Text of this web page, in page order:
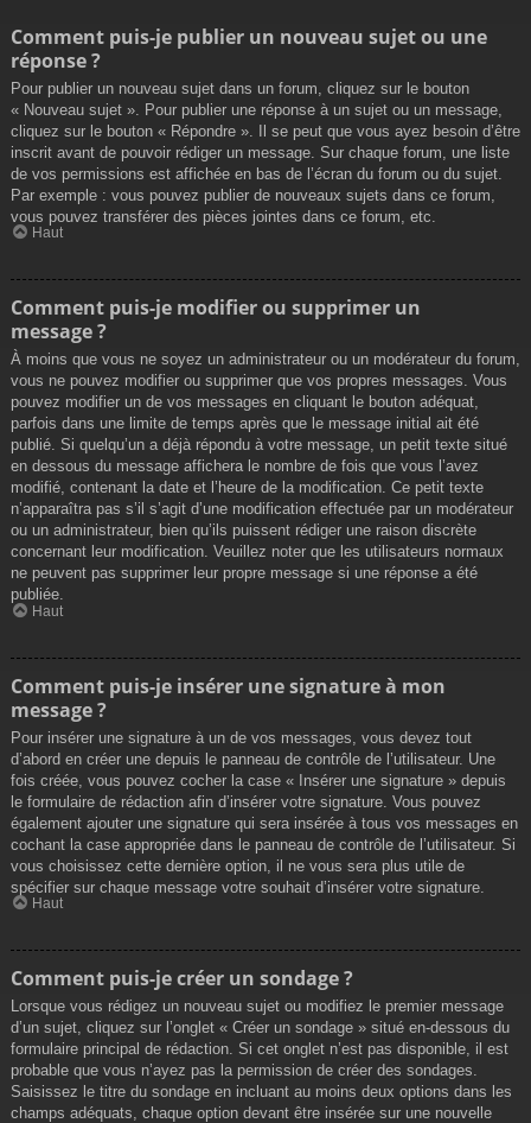
Comment puis-je publier un nouveau sujet ou une
réponse ?
Pour publier un nouveau sujet dans un forum, cliquez sur le bouton
« Nouveau sujet ». Pour publier une réponse à un sujet ou un message,
cliquez sur le bouton « Répondre ». Il se peut que vous ayez besoin d’être
inscrit avant de pouvoir rédiger un message. Sur chaque forum, une liste
de vos permissions est affichée en bas de l’écran du forum ou du sujet.
Par exemple : vous pouvez publier de nouveaux sujets dans ce forum,
vous pouvez transférer des pièces jointes dans ce forum, etc.
Haut
Comment puis-je modifier ou supprimer un
message ?
À moins que vous ne soyez un administrateur ou un modérateur du forum,
vous ne pouvez modifier ou supprimer que vos propres messages. Vous
pouvez modifier un de vos messages en cliquant le bouton adéquat,
parfois dans une limite de temps après que le message initial ait été
publié. Si quelqu’un a déjà répondu à votre message, un petit texte situé
en dessous du message affichera le nombre de fois que vous l’avez
modifié, contenant la date et l’heure de la modification. Ce petit texte
n’apparaîtra pas s’il s’agit d’une modification effectuée par un modérateur
ou un administrateur, bien qu’ils puissent rédiger une raison discrète
concernant leur modification. Veuillez noter que les utilisateurs normaux
ne peuvent pas supprimer leur propre message si une réponse a été
publiée.
Haut
Comment puis-je insérer une signature à mon
message ?
Pour insérer une signature à un de vos messages, vous devez tout
d’abord en créer une depuis le panneau de contrôle de l’utilisateur. Une
fois créée, vous pouvez cocher la case « Insérer une signature » depuis
le formulaire de rédaction afin d’insérer votre signature. Vous pouvez
également ajouter une signature qui sera insérée à tous vos messages en
cochant la case appropriée dans le panneau de contrôle de l’utilisateur. Si
vous choisissez cette dernière option, il ne vous sera plus utile de
spécifier sur chaque message votre souhait d’insérer votre signature.
Haut
Comment puis-je créer un sondage ?
Lorsque vous rédigez un nouveau sujet ou modifiez le premier message
d’un sujet, cliquez sur l’onglet « Créer un sondage » situé en-dessous du
formulaire principal de rédaction. Si cet onglet n’est pas disponible, il est
probable que vous n’ayez pas la permission de créer des sondages.
Saisissez le titre du sondage en incluant au moins deux options dans les
champs adéquats, chaque option devant être insérée sur une nouvelle